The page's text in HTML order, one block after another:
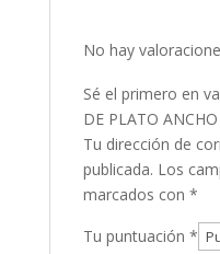
No hay
Sé el primero en
DE PLATO
Tu dirección de
publicada. Los
marcados con *
Tu puntuación *